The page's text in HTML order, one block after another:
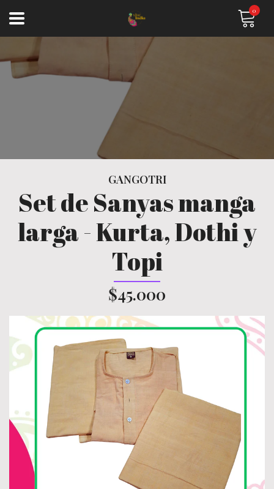
0
GANGOTRI
Set de Sanyas manga
larga - Kurta, Dothi y
Topi
$45.000